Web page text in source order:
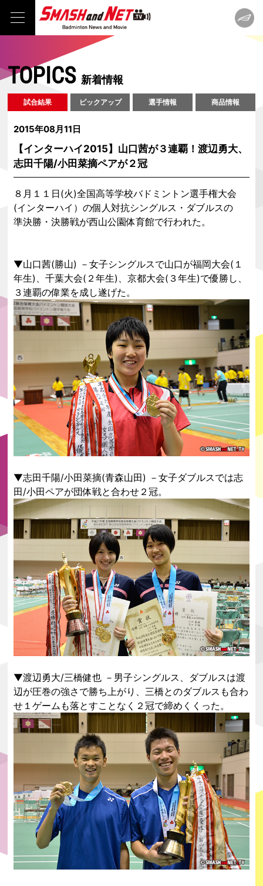
TOPICS新着情報
試合結果 ピックアップ 選手情報 商品情報
2015年08月11日
【インターハイ2015】山口茜が３連覇！渡辺勇大、
志田千陽/小田菜摘ペアが２冠
８月１１日(火)全国高等学校バドミントン選手権大会
(インターハイ）の個人対抗シングルス・ダブルスの
準決勝・決勝戦が西山公園体育館で行われた。
▼山口茜(勝山) －女子シングルスで山口が福岡大会(１
年生)、千葉大会(２年生)、京都大会(３年生)で優勝し、
３連覇の偉業を成し遂げた。
▼志田千陽/小田菜摘(青森山田) －女子ダブルスでは志
田/小田ペアが団体戦と合わせ２冠。
▼渡辺勇大/三橋健也 －男子シングルス、ダブルスは渡
辺が圧巻の強さで勝ち上がり、三橋とのダブルスも合わ
せ１ゲームも落とすことなく２冠で締めくくった。